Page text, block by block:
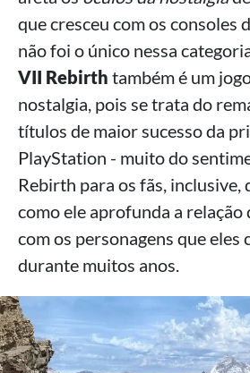
que cresceu com os consoles
não foi o único nessa
VII Rebirth também é um
nostalgia, pois se trata do
títulos de maior sucesso da
PlayStation - muito do
Rebirth para os fãs, inclusive,
como ele aprofunda a
com os personagens que eles
durante muitos anos.